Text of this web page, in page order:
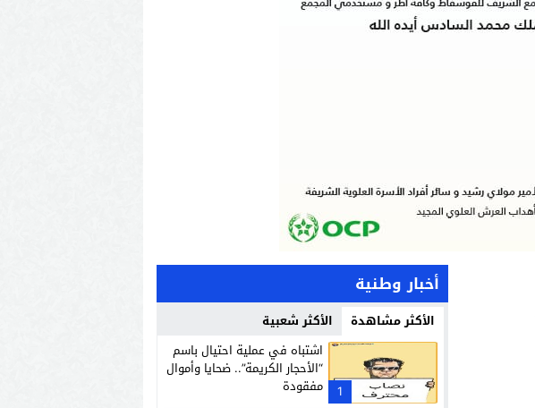
أخبار وطنية
الأكثر مشاهدة الأكثر شعبية
1
اشتباه في عملية احتيال باسم
“الأحجار الكريمة”.. ضحايا وأموال
مفقودة